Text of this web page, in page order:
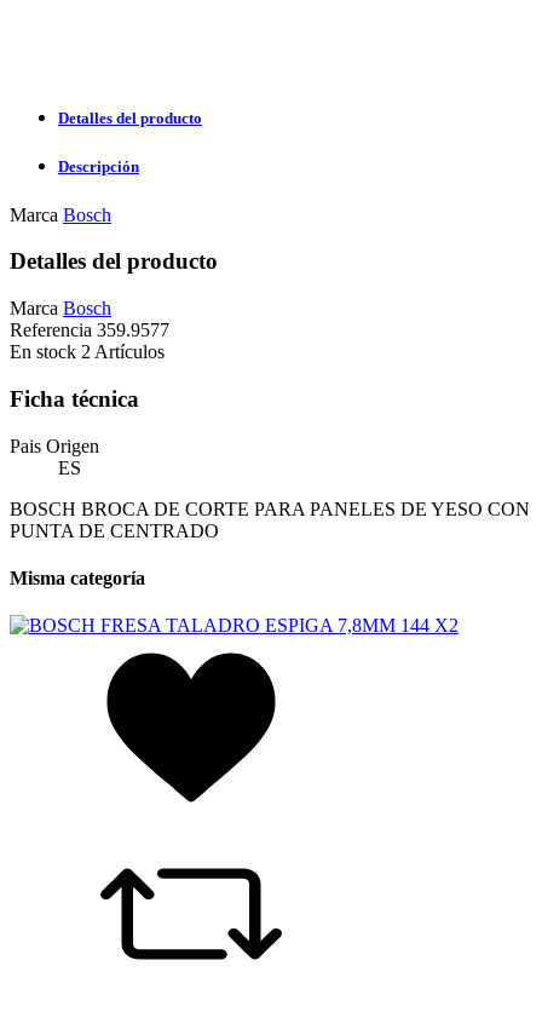
Detalles del producto
Descripción
Marca Bosch
Detalles del producto
Marca Bosch
Referencia 359.9577
En stock 2 Artículos
Ficha técnica
Pais Origen
ES
BOSCH BROCA DE CORTE PARA PANELES DE YESO CON
PUNTA DE CENTRADO
Misma categoría